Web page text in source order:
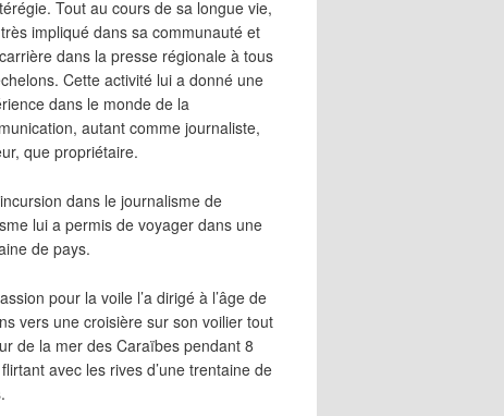
Tout au cours de sa longue vie,
impliqué dans sa communauté et
dans la presse régionale à tous
Cette activité lui a donné une
dans le monde de la
autant comme journaliste,
que propriétaire.
dans le journalisme de
lui a permis de voyager dans une
de pays.
pour la voile l’a dirigé à l’âge de
vers une croisière sur son voilier tout
de la mer des Caraïbes pendant 8
avec les rives d’une trentaine de